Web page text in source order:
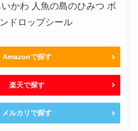
いかわ 人魚の島のひみつ ボ
ドロップシール
Amazonで探す
楽天で探す
メルカリで探す